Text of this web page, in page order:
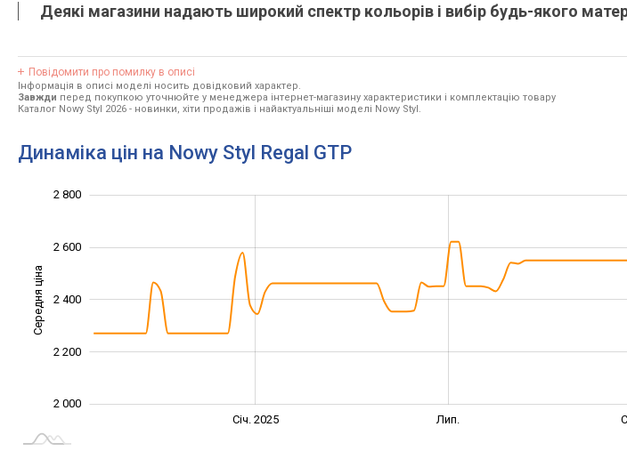
Деякі магазини надають широкий спектр кольорів і вибір будь-якого
Повідомити про помилку в описі
Інформація в описі моделі носить довідковий характер.
Завжди перед покупкою уточнюйте у менеджера інтернет-магазину характеристики і комплектацію товару
Каталог Nowy Styl 2026 - новинки, хіти продажів і найактуальніші моделі Nowy Styl.
Динаміка цін на Nowy Styl Regal GTP
Середня ціна 2 000
2 000
2 200
2 400
2 600
2 800
Січ. 2025 Лип.